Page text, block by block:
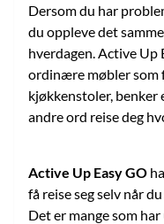
Dersom du har
du oppleve det
hverdagen. Active Up
ordinære møbler som
kjøkkenstoler, benker
andre ord reise deg
Active Up Easy GO
få reise seg selv når
Det er mange som